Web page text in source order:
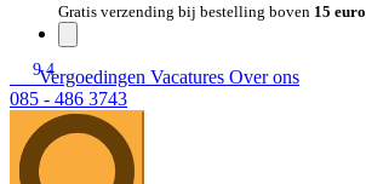
Gratis verzending bij bestelling boven 15 euro
9.4
Vergoedingen Vacatures Over ons
085 - 486 3743